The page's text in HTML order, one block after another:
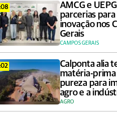
AMCG e
parcerias
inovação nos
Gerais
CAMPOS GERAIS
Calponta alia
matéria-prima
pureza para
agro e a
AGRO